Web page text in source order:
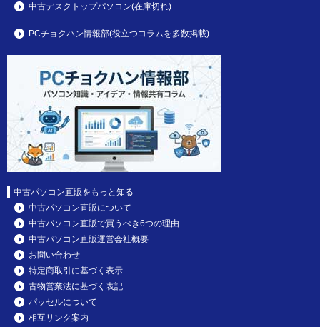
中古デスクトップパソコン(在庫切れ)
PCチョクハン情報部(役立つコラムを多数掲載)
中古パソコン直販をもっと知る
中古パソコン直販について
中古パソコン直販で買うべき6つの理由
中古パソコン直販運営会社概要
お問い合わせ
特定商取引に基づく表示
古物営業法に基づく表記
パッセルについて
相互リンク案内